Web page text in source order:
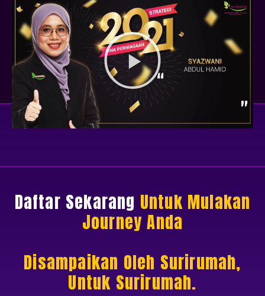
Daftar Sekarang Untuk Mulakan
Journey Anda
Disampaikan Oleh Surirumah,
Untuk Surirumah.